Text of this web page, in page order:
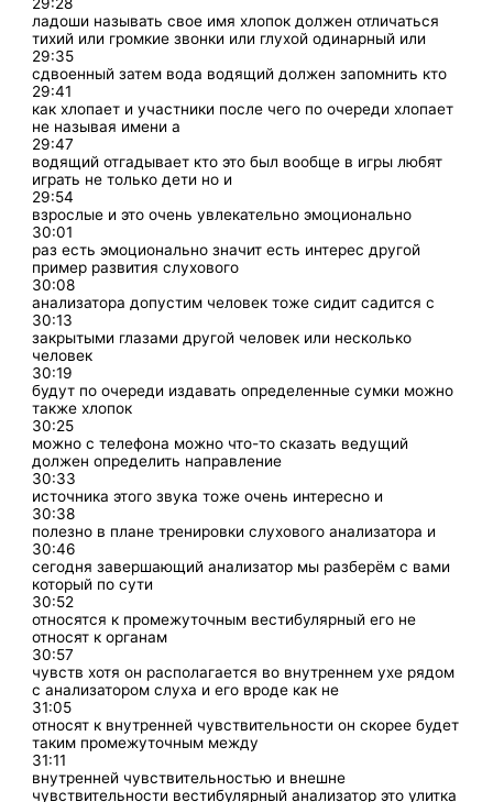
ладоши называть свое имя хлопок должен отличаться
тихий или громкие звонки или глухой одинарный или
29:35
сдвоенный затем вода водящий должен запомнить кто
29:41
как хлопает и участники после чего по очереди хлопает
не называя имени а
29:47
водящий отгадывает кто это был вообще в игры любят
играть не только дети но и
29:54
взрослые и это очень увлекательно эмоционально
30:01
раз есть эмоционально значит есть интерес другой
пример развития слухового
30:08
анализатора допустим человек тоже сидит садится с
30:13
закрытыми глазами другой человек или несколько
человек
30:19
будут по очереди издавать определенные сумки можно
также хлопок
30:25
можно с телефона можно что-то сказать ведущий
должен определить направление
30:33
источника этого звука тоже очень интересно и
30:38
полезно в плане тренировки слухового анализатора и
30:46
сегодня завершающий анализатор мы разберём с вами
который по сути
30:52
относятся к промежуточным вестибулярный его не
относят к органам
30:57
чувств хотя он располагается во внутреннем ухе рядом
с анализатором слуха и его вроде как не
31:05
относят к внутренней чувствительности он скорее будет
таким промежуточным между
31:11
внутренней чувствительностью и внешне
чувствительности вестибулярный анализатор это улитка